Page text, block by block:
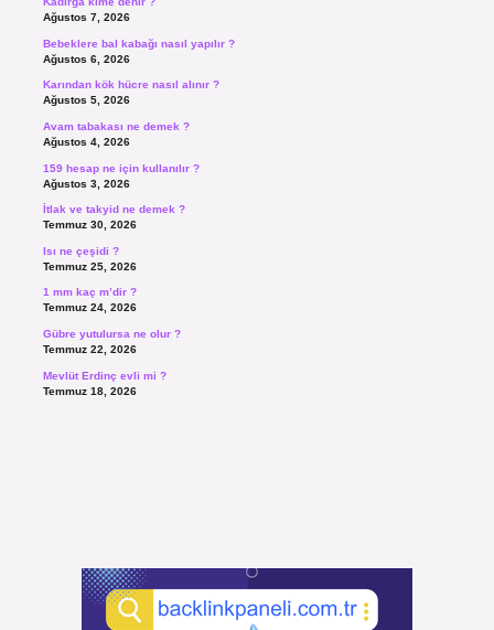
Ağustos 7, 2026
Bebeklere bal kabağı nasıl yapılır ?
Ağustos 6, 2026
Karından kök hücre nasıl alınır ?
Ağustos 5, 2026
Avam tabakası ne demek ?
Ağustos 4, 2026
159 hesap ne için kullanılır ?
Ağustos 3, 2026
İtlak ve takyid ne demek ?
Temmuz 30, 2026
Isı ne çeşidi ?
Temmuz 25, 2026
1 mm kaç m’dir ?
Temmuz 24, 2026
Gübre yutulursa ne olur ?
Temmuz 22, 2026
Mevlüt Erdinç evli mi ?
Temmuz 18, 2026